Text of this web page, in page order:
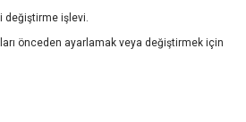
değiştirme işlevi.
önceden ayarlamak veya değiştirmek için